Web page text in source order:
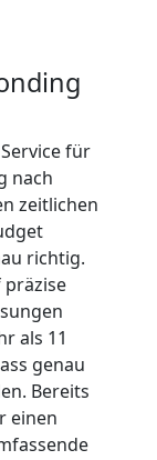
für
nach
zeitlichen
richtig.
präzise
als 11
genau
Bereits
einen